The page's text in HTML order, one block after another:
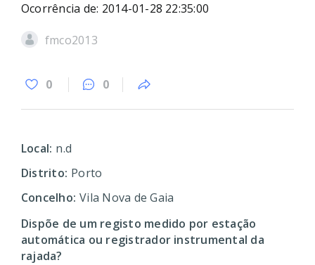
Ocorrência de: 2014-01-28 22:35:00
fmco2013
0 0
Local: n.d
Distrito: Porto
Concelho: Vila Nova de Gaia
Dispõe de um registo medido por estação
automática ou registrador instrumental da
rajada?